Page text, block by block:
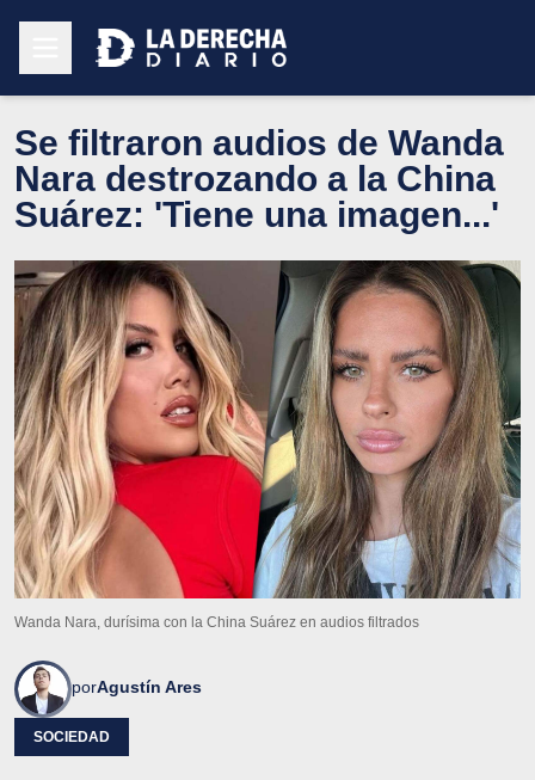
Se filtraron audios de Wanda
Nara destrozando a la China
Suárez: 'Tiene una imagen...'
Wanda Nara, durísima con la China Suárez en audios filtrados
porAgustín Ares
SOCIEDAD